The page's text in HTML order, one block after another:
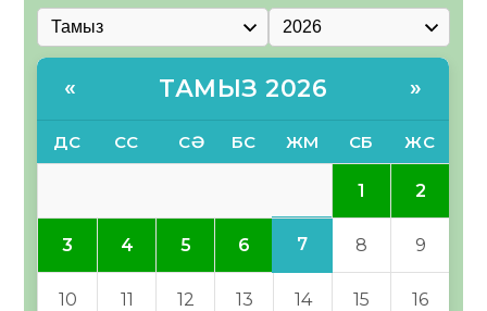
« ТАМЫЗ 2026 »
ДС СС СӘ БС ЖМ СБ ЖС
1 2
3 4 5 6 7 8 9
10 11 12 13 14 15 16